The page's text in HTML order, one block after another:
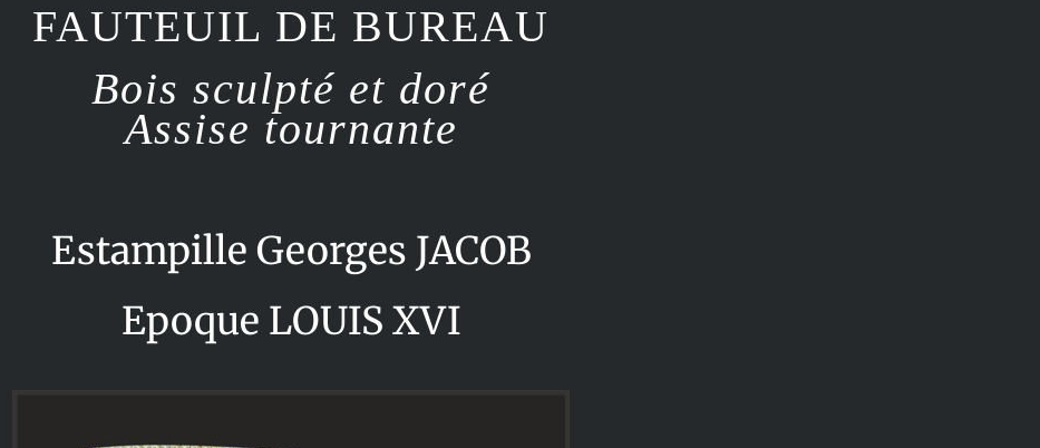
FAUTEUIL DE BUREAU
Bois sculpté et doré
Assise tournante
Estampille Georges JACOB
Epoque LOUIS XVI